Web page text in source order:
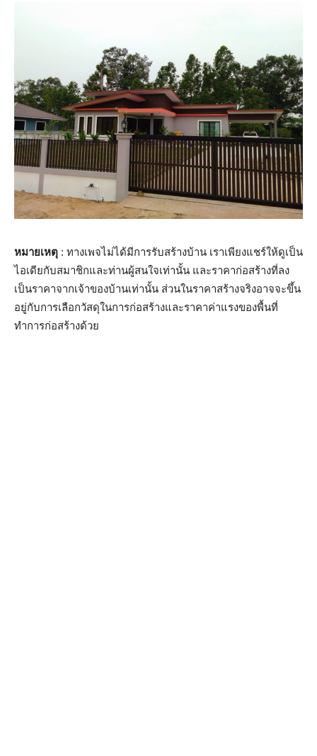
หมายเหตุ : ทางเพจไม่ได้มีการรับสร้างบ้าน เราเพียงแชร์ให้ดูเป็น
ไอเดียกับสมาชิกและท่านผู้สนใจเท่านั้น และราคาก่อสร้างที่ลง
เป็นราคาจากเจ้าของบ้านเท่านั้น ส่วนในราคาสร้างจริงอาจจะขึ้น
อยู่กับการเลือกวัสดุในการก่อสร้างและราคาค่าแรงของพื้นที่
ทำการก่อสร้างด้วย